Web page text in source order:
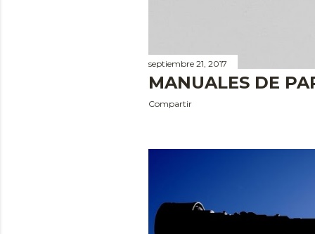
septiembre 21, 2017
MANUALES DE
Compartir